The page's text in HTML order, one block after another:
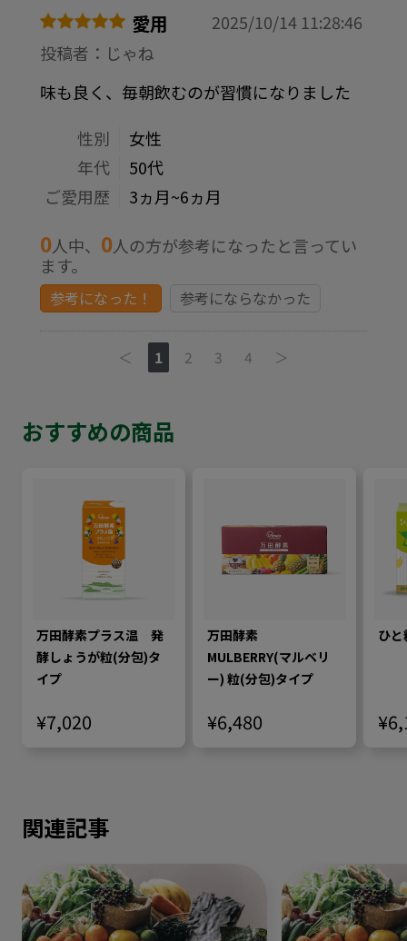
愛用
2025/10/14 11:28:46
投稿者：じゃね
味も良く、毎朝飲むのが習慣になりました
性別
女性
年代
50代
ご愛用歴
3ヵ月~6ヵ月
0人中、 0人の方が参考になったと言ってい
ます。
参考になった！ 参考にならなかった
＜ 1 2 3 4 ＞
おすすめの商品
万田酵素プラス温 発
酵しょうが粒(分包)タ
イプ
¥7,020
万田酵素
MULBERRY(マルベリ
ー) 粒(分包)タイプ
¥6,480
ひ
関連記事